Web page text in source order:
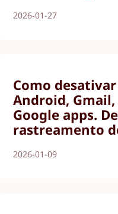
2026-01-27
Como
Android,
Google apps.
rastreamento
2026-01-09